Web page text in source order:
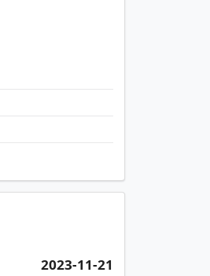
2023-11-21